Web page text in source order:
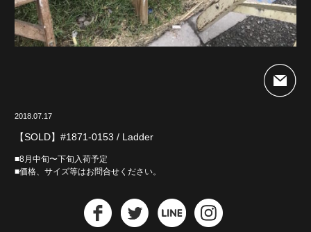
2018.07.17
【SOLD】#1871-0153 / Ladder
■8月中旬〜下旬入荷予定
■価格、サイズ等はお問合せください。